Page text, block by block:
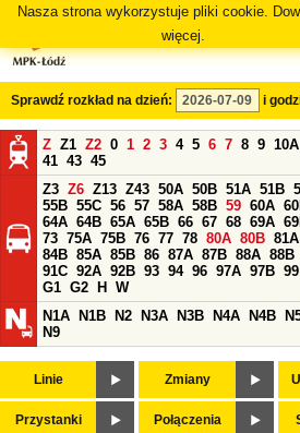
Nasza strona wykorzystuje pliki cookie.
więcej.
Sprawdź rozkład na dzień: i
Z Z1 Z2 0 1 2 3 4 5 6 7 8 9 10A
41 43 45
Z3 Z6 Z13 Z43 50A 50B 51A 51B
55B 55C 56 57 58A 58B 59 60A
64A 64B 65A 65B 66 67 68 69A
73 75A 75B 76 77 78 80A 80B 81A
84B 85A 85B 86 87A 87B 88A 88B
91C 92A 92B 93 94 96 97A 97B 99
G1 G2 H
W
N1A
N1B N2 N3A N3B N4A N4B
N9
Linie Zmiany
Przystanki Połączenia